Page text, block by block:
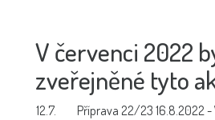
V červenci 2022
zveřejněné tyto
12.7. Příprava 22/23 16.8.2022 -